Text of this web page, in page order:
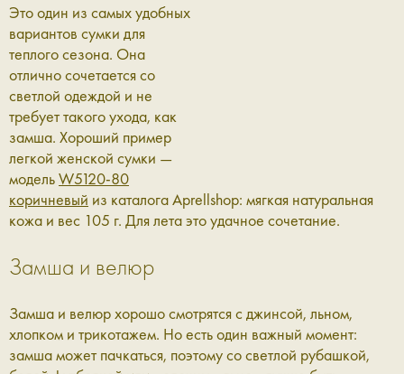
Это один из самых удобных
вариантов сумки для
теплого сезона. Она
отлично сочетается со
светлой одеждой и не
требует такого ухода, как
замша. Хороший пример
легкой женской сумки —
модельW5120-80
коричневый из каталога Aprellshop: мягкая натуральная
кожа и вес 105 г. Для лета это удачное сочетание.
Замша и велюр
Замша и велюр хорошо смотрятся с джинсой, льном,
хлопком и трикотажем. Но есть один важный момент:
замша может пачкаться, поэтому со светлой рубашкой,